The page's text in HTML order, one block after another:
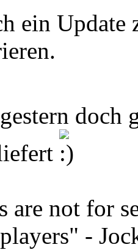
ein Update
doch
are not for
-